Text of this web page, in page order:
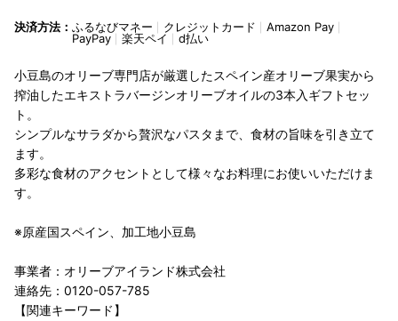
決済方法： ふるなびマネー クレジットカード
Amazon Pay
PayPay
楽天ペイ d払い
小豆島のオリーブ専門店が厳選したスペイン産オリーブ果実から
搾油したエキストラバージンオリーブオイルの3本入ギフトセッ
ト。
シンプルなサラダから贅沢なパスタまで、食材の旨味を引き立て
ます。
多彩な食材のアクセントとして様々なお料理にお使いいただけま
す。
※原産国スペイン、加工地小豆島
事業者：オリーブアイランド株式会社
連絡先：0120-057-785
【関連キーワード】